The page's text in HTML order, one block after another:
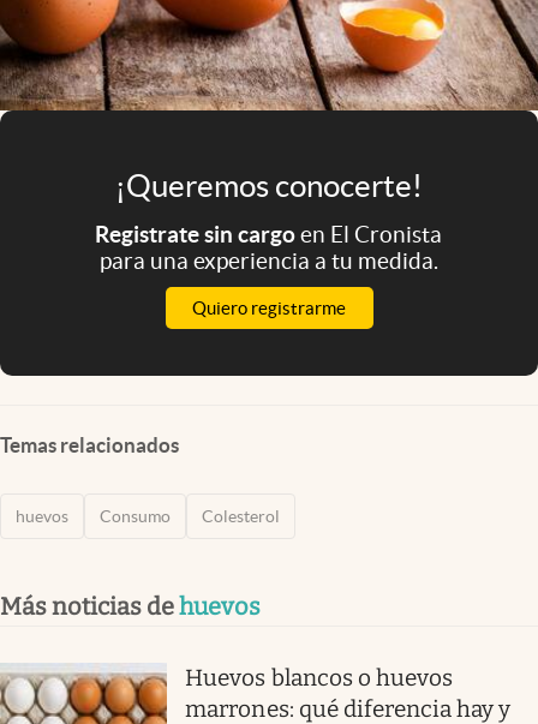
Mediakit
abre en nueva pestaña
Argentina
¡Queremos conocerte!
Registrate sin cargoen El Cronista
para una experiencia a tu medida.
Quiero registrarme
Temas relacionados
huevos Consumo Colesterol
Más noticias dehuevos
Huevos blancos o huevos
marrones: qué diferencia hay y